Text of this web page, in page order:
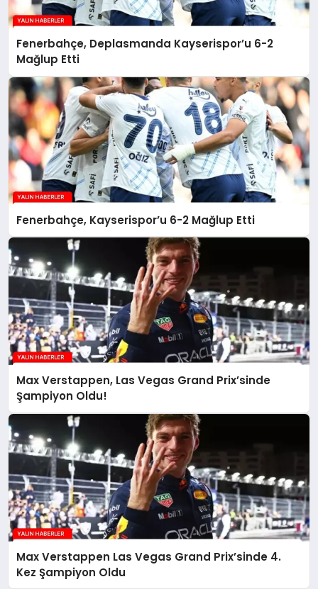
Fenerbahçe, Deplasmanda Kayserispor’u 6-2
Mağlup Etti
Fenerbahçe, Kayserispor’u 6-2 Mağlup Etti
Max Verstappen, Las Vegas Grand Prix’sinde
Şampiyon Oldu!
Max Verstappen Las Vegas Grand Prix’sinde 4.
Kez Şampiyon Oldu